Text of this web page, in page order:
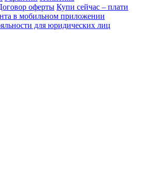
оферты Купи сейчас – плати
в мобильном приложении
для юридических лиц